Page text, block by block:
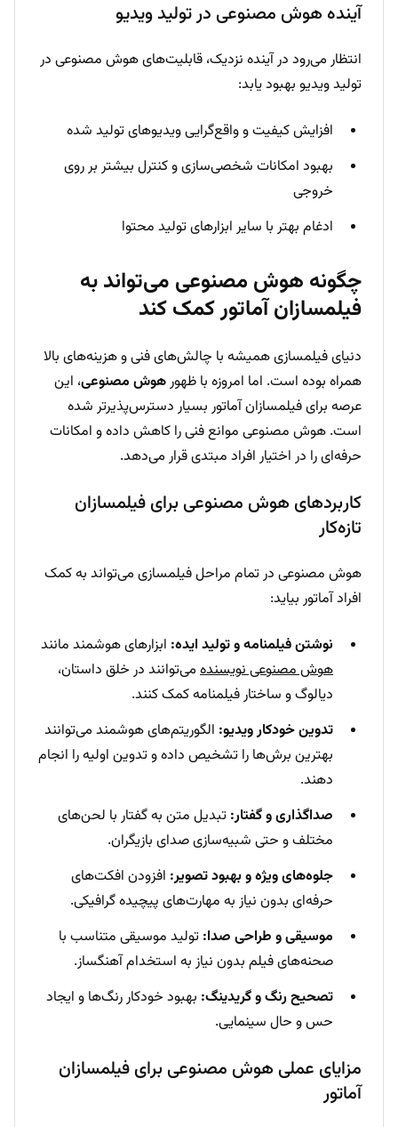
آینده هوش مصنوعی در تولید ویدیو
انتظار می‌رود در آینده نزدیک، قابلیت‌های هوش مصنوعی در
تولید ویدیو بهبود یابد:
افزایش کیفیت و واقع‌گرایی ویدیوهای تولید شده
بهبود امکانات شخصی‌سازی و کنترل بیشتر بر روی
خروجی
ادغام بهتر با سایر ابزارهای تولید محتوا
چگونه هوش مصنوعی می‌تواند به
فیلمسازان آماتور کمک کند
دنیای فیلمسازی همیشه با چالش‌های فنی و هزینه‌های بالا
همراه بوده است. اما امروزه با ظهورهوش مصنوعی، این
عرصه برای فیلمسازان آماتور بسیار دسترس‌پذیرتر شده
است. هوش مصنوعی موانع فنی را کاهش داده و امکانات
حرفه‌ای را در اختیار افراد مبتدی قرار می‌دهد.
کاربردهای هوش مصنوعی برای فیلمسازان
تازه‌کار
هوش مصنوعی در تمام مراحل فیلمسازی می‌تواند به کمک
افراد آماتور بیاید:
نوشتن فیلمنامه و تولید ایده: ابزارهای هوشمند مانند
هوش مصنوعی نویسنده می‌توانند در خلق داستان،
دیالوگ و ساختار فیلمنامه کمک کنند.
تدوین خودکار ویدیو: الگوریتم‌های هوشمند می‌توانند
بهترین برش‌ها را تشخیص داده و تدوین اولیه را انجام
دهند.
صداگذاری و گفتار: تبدیل متن به گفتار با لحن‌های
مختلف و حتی شبیه‌سازی صدای بازیگران.
جلوه‌های ویژه و بهبود تصویر: افزودن افکت‌های
حرفه‌ای بدون نیاز به مهارت‌های پیچیده گرافیکی.
موسیقی و طراحی صدا: تولید موسیقی متناسب با
صحنه‌های فیلم بدون نیاز به استخدام آهنگساز.
تصحیح رنگ و گریدینگ: بهبود خودکار رنگ‌ها و ایجاد
حس و حال سینمایی.
مزایای عملی هوش مصنوعی برای فیلمسازان
آماتور